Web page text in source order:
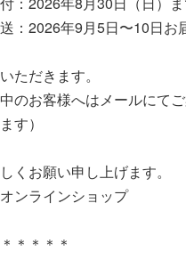
送：2026年9月5日〜10日お
ただきます。
中のお客様へはメールにて
す）
くお願い申し上げます。
ンラインショップ
＊＊＊＊